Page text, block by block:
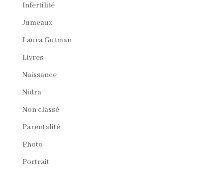
Infertilité
Jumeaux
Laura Gutman
Livres
Naissance
Nidra
Non classé
Parentalité
Photo
Portrait